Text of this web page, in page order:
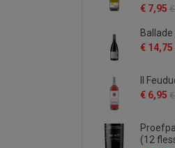
€ 7,95 €
Ballade
€ 14,75
Il
€ 6,95
(12